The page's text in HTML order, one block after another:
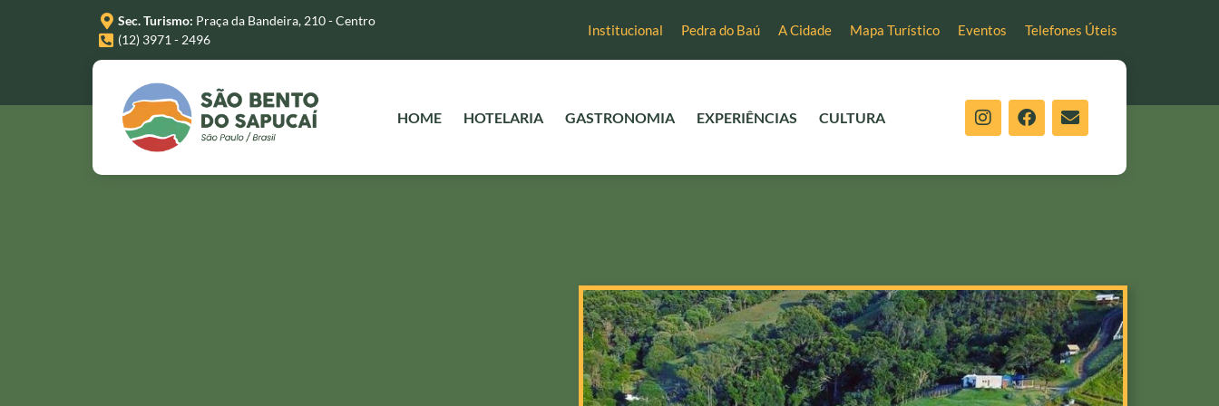
Sec. Turismo: Praça da Bandeira, 210 - Centro
(12) 3971 - 2496
Institucional Pedra do Baú A Cidade Mapa Turístico Eventos Telefones Úteis
HOME HOTELARIA GASTRONOMIA EXPERIÊNCIAS CULTURA